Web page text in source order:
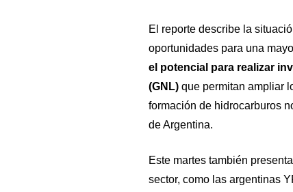
El reporte describe la
oportunidades para una
el potencial para realizar
(GNL)que permitan ampliar
formación de hidrocarburos
de Argentina.
Este martes también
sector, como las argentinas